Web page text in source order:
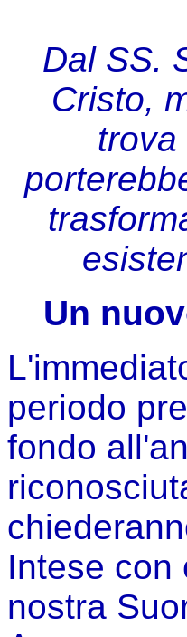
Dal SS.
Cristo,
trova
Un
periodo
fondo
Intese con
nostra